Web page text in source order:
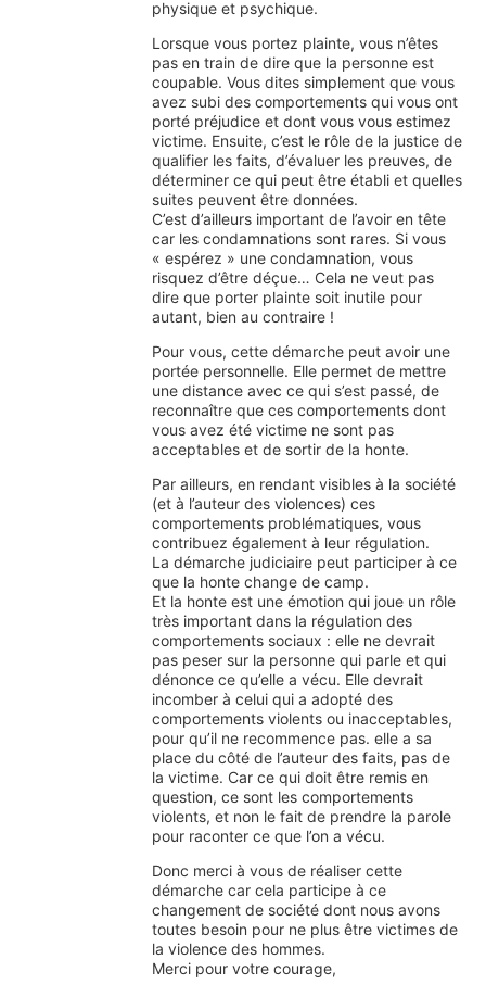
physique et psychique.
Lorsque vous portez plainte, vous n’êtes
pas en train de dire que la personne est
coupable. Vous dites simplement que vous
avez subi des comportements qui vous ont
porté préjudice et dont vous vous estimez
victime. Ensuite, c’est le rôle de la justice de
qualifier les faits, d’évaluer les preuves, de
déterminer ce qui peut être établi et quelles
suites peuvent être données.
C’est d’ailleurs important de l’avoir en tête
car les condamnations sont rares. Si vous
« espérez » une condamnation, vous
risquez d’être déçue… Cela ne veut pas
dire que porter plainte soit inutile pour
autant, bien au contraire !
Pour vous, cette démarche peut avoir une
portée personnelle. Elle permet de mettre
une distance avec ce qui s’est passé, de
reconnaître que ces comportements dont
vous avez été victime ne sont pas
acceptables et de sortir de la honte.
Par ailleurs, en rendant visibles à la société
(et à l’auteur des violences) ces
comportements problématiques, vous
contribuez également à leur régulation.
La démarche judiciaire peut participer à ce
que la honte change de camp.
Et la honte est une émotion qui joue un rôle
très important dans la régulation des
comportements sociaux : elle ne devrait
pas peser sur la personne qui parle et qui
dénonce ce qu’elle a vécu. Elle devrait
incomber à celui qui a adopté des
comportements violents ou inacceptables,
pour qu’il ne recommence pas. elle a sa
place du côté de l’auteur des faits, pas de
la victime. Car ce qui doit être remis en
question, ce sont les comportements
violents, et non le fait de prendre la parole
pour raconter ce que l’on a vécu.
Donc merci à vous de réaliser cette
démarche car cela participe à ce
changement de société dont nous avons
toutes besoin pour ne plus être victimes de
la violence des hommes.
Merci pour votre courage,